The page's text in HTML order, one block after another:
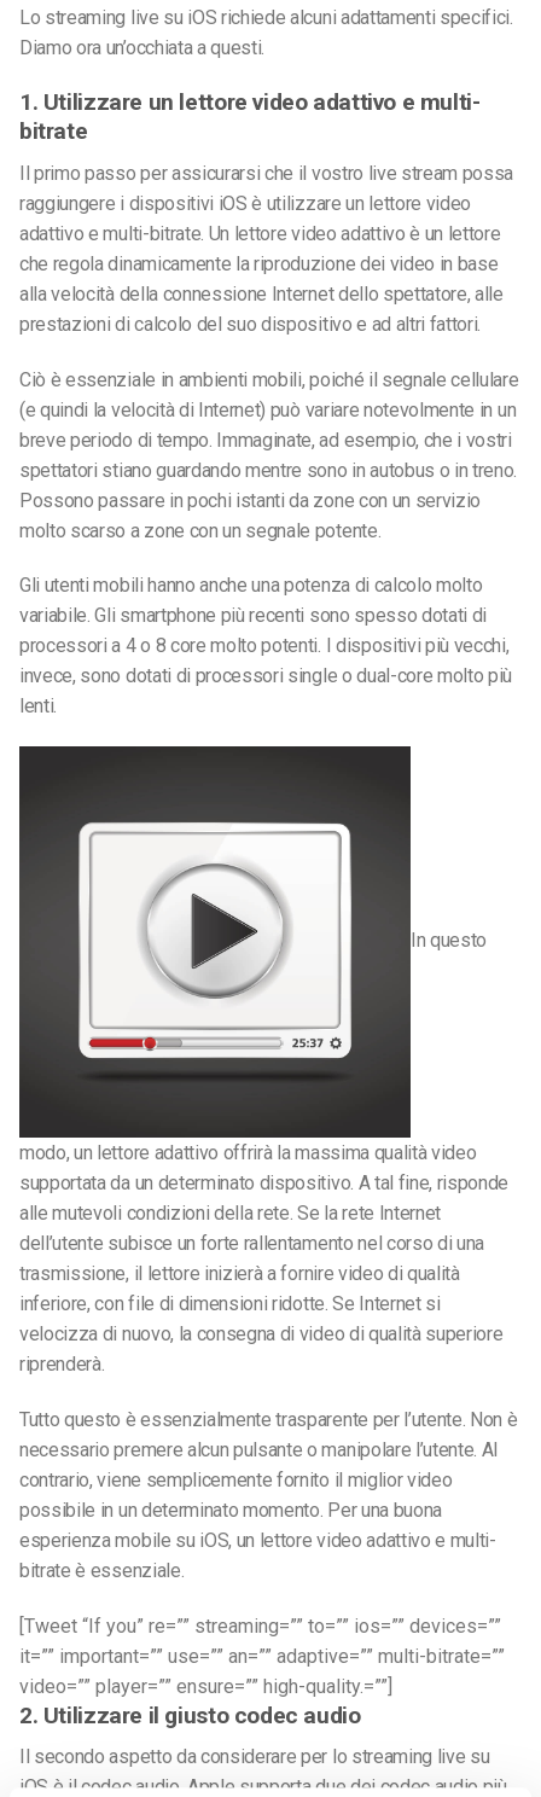
Lo streaming live su iOS richiede alcuni adattamenti specifici.
Diamo ora un’occhiata a questi.
1. Utilizzare un lettore video adattivo e multi-
bitrate
Il primo passo per assicurarsi che il vostro live stream possa
raggiungere i dispositivi iOS è utilizzare un lettore video
adattivo e multi-bitrate. Un lettore video adattivo è un lettore
che regola dinamicamente la riproduzione dei video in base
alla velocità della connessione Internet dello spettatore, alle
prestazioni di calcolo del suo dispositivo e ad altri fattori.
Ciò è essenziale in ambienti mobili, poiché il segnale cellulare
(e quindi la velocità di Internet) può variare notevolmente in un
breve periodo di tempo. Immaginate, ad esempio, che i vostri
spettatori stiano guardando mentre sono in autobus o in treno.
Possono passare in pochi istanti da zone con un servizio
molto scarso a zone con un segnale potente.
Gli utenti mobili hanno anche una potenza di calcolo molto
variabile. Gli smartphone più recenti sono spesso dotati di
processori a 4 o 8 core molto potenti. I dispositivi più vecchi,
invece, sono dotati di processori single o dual-core molto più
lenti.
In questo
modo, un lettore adattivo offrirà la massima qualità video
supportata da un determinato dispositivo. A tal fine, risponde
alle mutevoli condizioni della rete. Se la rete Internet
dell’utente subisce un forte rallentamento nel corso di una
trasmissione, il lettore inizierà a fornire video di qualità
inferiore, con file di dimensioni ridotte. Se Internet si
velocizza di nuovo, la consegna di video di qualità superiore
riprenderà.
Tutto questo è essenzialmente trasparente per l’utente. Non è
necessario premere alcun pulsante o manipolare l’utente. Al
contrario, viene semplicemente fornito il miglior video
possibile in un determinato momento. Per una buona
esperienza mobile su iOS, un lettore video adattivo e multi-
bitrate è essenziale.
[Tweet “If you” re=”” streaming=”” to=”” ios=”” devices=””
it=”” important=”” use=”” an=”” adaptive=”” multi-bitrate=””
video=”” player=”” ensure=”” high-quality.=””]
2. Utilizzare il giusto codec audio
Il secondo aspetto da considerare per lo streaming live su
iOS è il codec audio. Apple supporta due dei codec audio più